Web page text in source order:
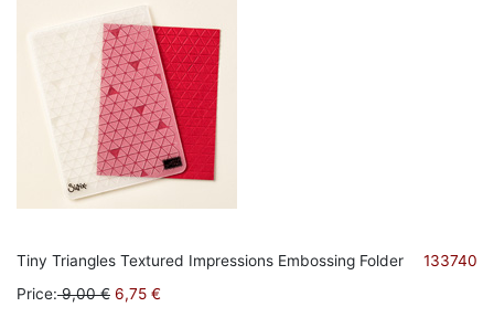
Tiny Triangles Textured Impressions Embossing Folder
133740
Price: 9,00 € 6,75 €